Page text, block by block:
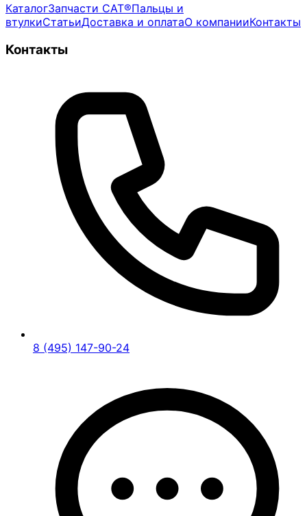
КаталогЗапчасти CAT®Пальцы и
втулкиСтатьиДоставка и оплатаО компанииКонтакты
Контакты
8 (495) 147-90-24